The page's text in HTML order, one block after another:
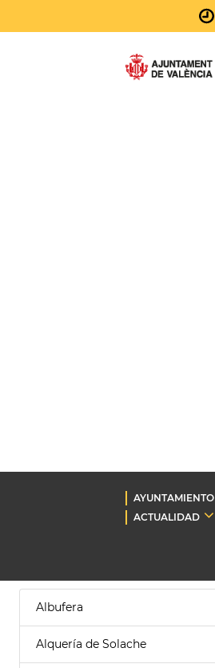
AYUNTAMIENTO
ACTUALIDAD
Albufera
Alquería de Solache